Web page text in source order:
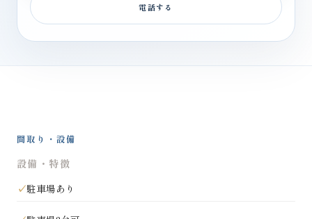
電話する
間取り・設備
設備・特徴
駐車場あり